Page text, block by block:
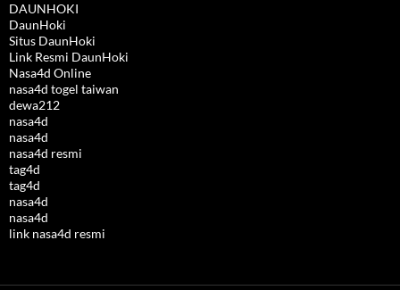
DAUNHOKI
DaunHoki
Situs DaunHoki
Link Resmi DaunHoki
Nasa4d Online
nasa4d togel taiwan
dewa212
nasa4d
nasa4d
nasa4d resmi
tag4d
tag4d
nasa4d
nasa4d
link nasa4d resmi